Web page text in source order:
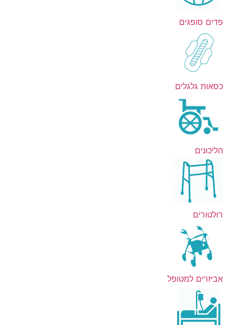
פדים סופגים
כסאות גלגלים
הליכונים
רולטורים
אביזרים למטופל